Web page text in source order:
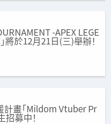
-APEX LEGE
將於12月21日(三)舉辦！
畫「Mildom Vtuber Pr
招募中！